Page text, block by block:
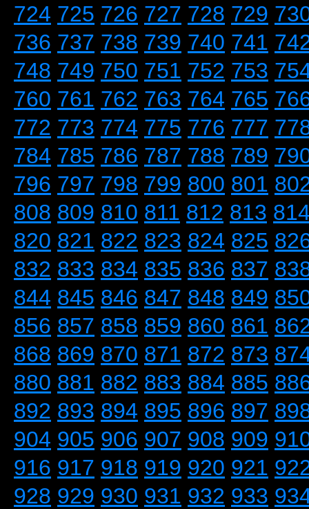
724 725 726 727 728 729
736 737 738 739 740 741
748 749 750 751 752 753
760 761 762 763 764 765
772 773 774 775 776 777
784 785 786 787 788 789
796 797 798 799 800 801
808 809 810 811 812 813
820 821 822 823 824 825
832 833 834 835 836 837
844 845 846 847 848 849
856 857 858 859 860 861
868 869 870 871 872 873
880 881 882 883 884 885
892 893 894 895 896 897
904 905 906 907 908 909
916 917 918 919 920 921
928 929 930 931 932 933